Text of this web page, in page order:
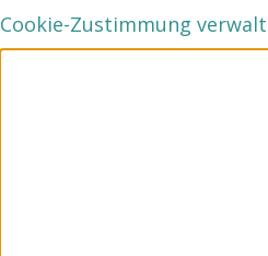
Cookie-Zustimmung